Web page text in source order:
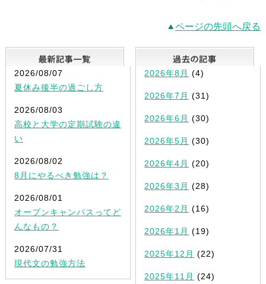
ページの先頭へ戻る
最新記事一覧
2026/08/07
夏休み後半の過ごし方
2026/08/03
高校と大学の定期試験の違
い
2026/08/02
8月にやるべき勉強は？
2026/08/01
オープンキャンパスってど
んなもの？
2026/07/31
現代文の勉強方法
2026年8月 (4)
2026年7月 (31)
2026年6月 (30)
2026年5月 (30)
2026年4月 (20)
2026年3月 (28)
2026年2月 (16)
2026年1月 (19)
2025年12月 (22)
2025年11月 (24)